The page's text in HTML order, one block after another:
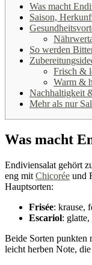
Was macht
Saison,
So werden
Frisch &
Warm &
Nachhaltigkeit
Mehr als nur
Was macht
Endiviensalat gehört
eng mit Chicorée und
Hauptsorten:
Frisée: krause,
Escariol:
Beide Sorten punkten
leicht herben Note,